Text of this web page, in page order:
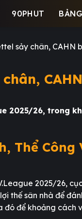
90PHUT
sảy chân, CAHN
2025/26, trong
Thể
2025/26,
thế sân nhà để
để khoảng cách